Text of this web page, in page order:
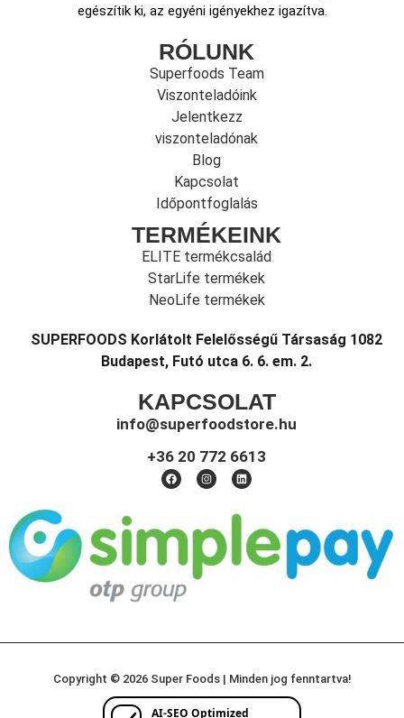
egészítik ki, az egyéni igényekhez igazítva.
RÓLUNK
Superfoods Team
Viszonteladóink
Jelentkezz
viszonteladónak
Blog
Kapcsolat
Időpontfoglalás
TERMÉKEINK
ELITE termékcsalád
StarLife termékek
NeoLife termékek
SUPERFOODS Korlátolt Felelősségű Társaság 1082
Budapest, Futó utca 6. 6. em. 2.
KAPCSOLAT
info@superfoodstore.hu
+36 20 772 6613
Copyright © 2026 Super Foods | Minden jog fenntartva!
AI-SEO Optimized